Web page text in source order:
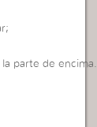
parte de encima.